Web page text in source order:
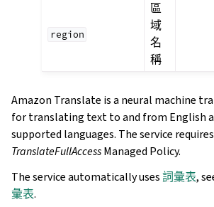
region
區
域
名
稱
Amazon Translate is a neural machine
for translating text to and from English
supported languages. The service
TranslateFullAccessManaged Policy.
The service automatically uses詞彙表,
彙表.